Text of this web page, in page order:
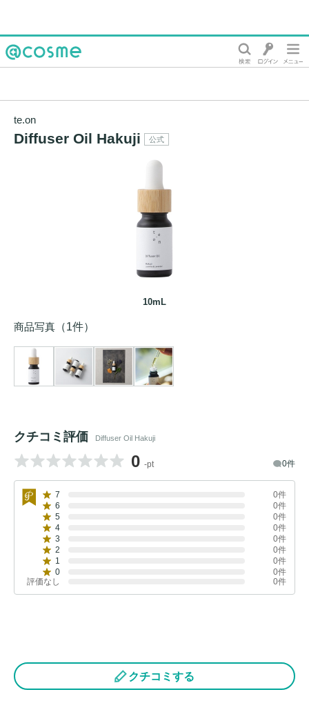
te.on
Diffuser Oil Hakuji 公式
10mL
商品写真 （1件）
クチコミ評価 Diffuser Oil Hakuji
0 -pt 0件
7
0件
6
0件
5
0件
4
0件
3
0件
2
0件
1
0件
0
0件
評価なし
0件
クチコミする